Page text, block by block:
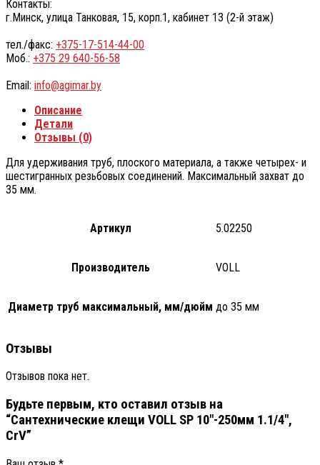
Контакты:
г.Минск, улица Танковая, 15, корп.1, кабинет 13 (2-й этаж)
тел./факс: +375-17-514-44-00
Моб.: +375 29 640-56-58
Email: info@agimar.by
Описание
Детали
Отзывы (0)
Для удерживания труб, плоского материала, а также четырех- и
шестигранных резьбовых соединений. Максимальный захват до
35 мм.
Артикул 5.02250
Производитель VOLL
Диаметр труб максимальный, мм/дюйм до 35 мм
Отзывы
Отзывов пока нет.
Будьте первым, кто оставил отзыв на
“Сантехнические клещи VOLL SP 10″-250мм 1.1/4″,
CrV”